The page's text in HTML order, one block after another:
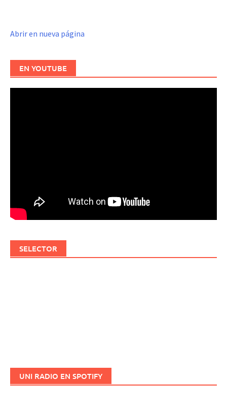
Abrir en nueva página
EN YOUTUBE
SELECTOR
UNI RADIO EN SPOTIFY